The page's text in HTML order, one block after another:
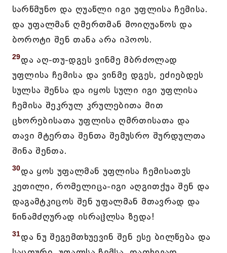
სარწმუნო და ღუაწლი იგი უფლისა ჩემისა.
და უფალმან ღმერთმან მოიღუაწოს და
ბოროტი შენ თანა არა იპოოს.
29და აღ-თუ-დგეს ვინმე მბრძოლად
უფლისა ჩემისა და ვინმე დგეს, ეძიებდეს
სულსა შენსა და იყოს სული იგი უფლისა
ჩემისა შეკრულ კრულებითა მით
ცხორებისათა უფლისა ღმრთისათა და
თავი მტერთა შენთა შემუსრო შურდულთა
შინა შენთა.
30და ყოს უფალმან უფლისა ჩემისათჳს
კეთილი, რომელიცა-იგი აღგითქუა შენ და
დაგამტკიცოს შენ უფალმან მთავრად და
წინამძღურად ისრაჱლსა ზედა!
31და ნუ შეგემთხუევინ შენ ესე ბილწება და